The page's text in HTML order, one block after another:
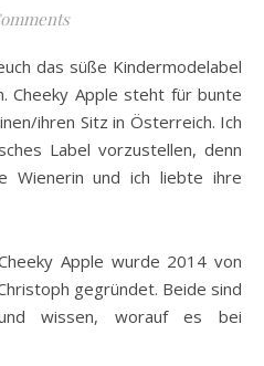
das süße Kindermodelabel
Cheeky Apple steht für bunte
ihren Sitz in Österreich. Ich
Label vorzustellen, denn
Wienerin und ich liebte ihre
Apple wurde 2014 von
gegründet. Beide sind
wissen, worauf es bei